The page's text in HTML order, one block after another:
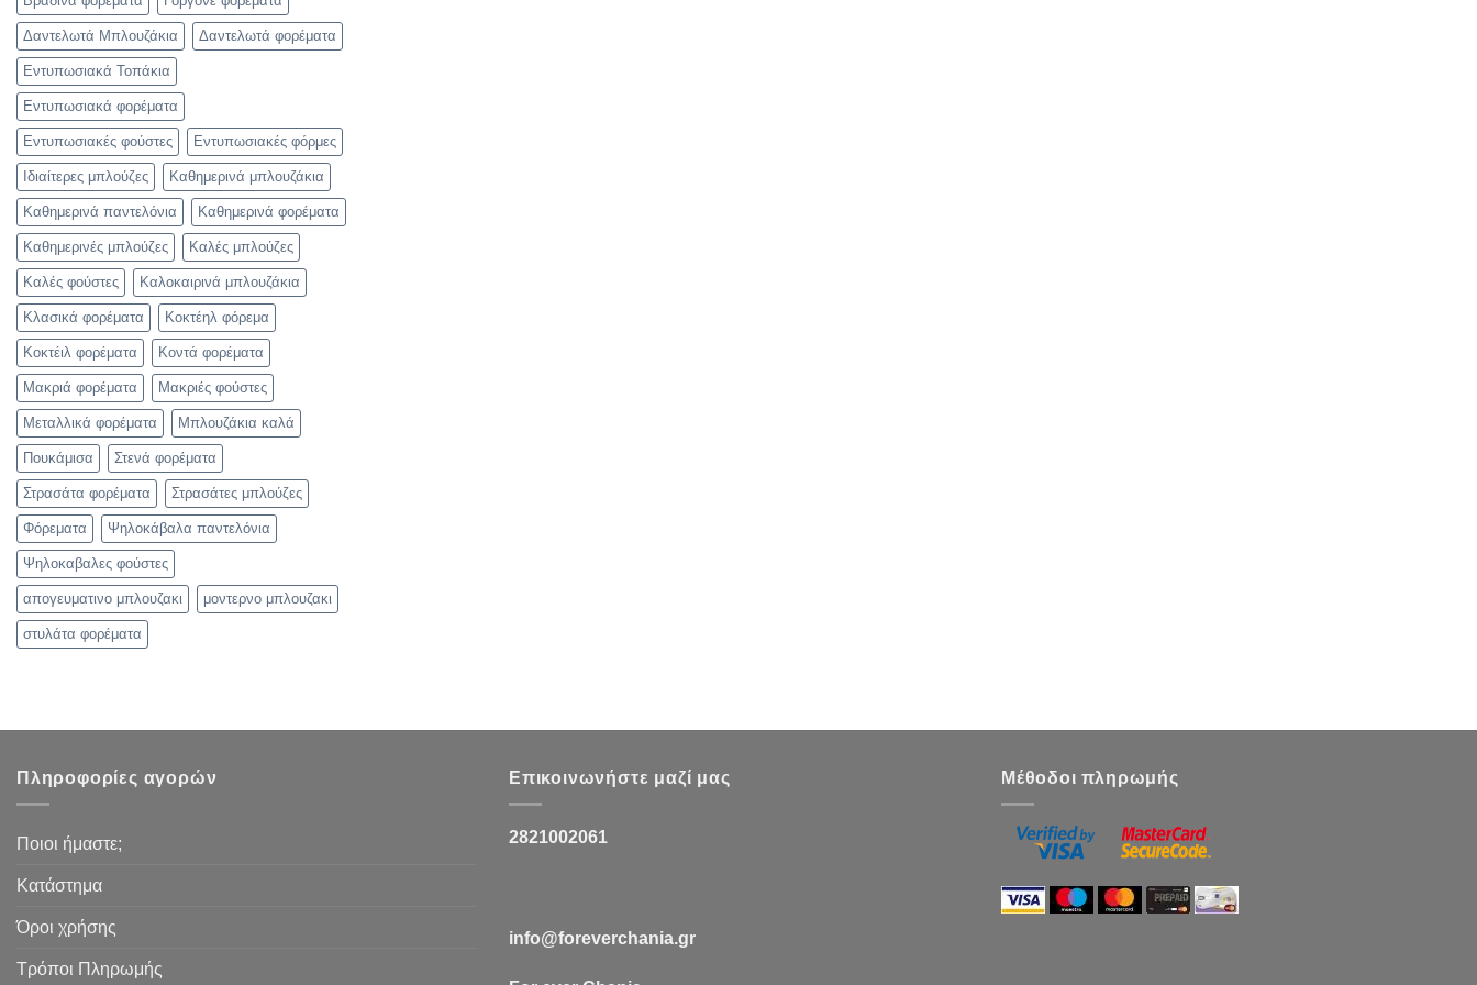
Δαντελωτά Μπλουζάκια Δαντελωτά φορέματα
Εντυπωσιακά Τοπάκια
Εντυπωσιακά φορέματα
Εντυπωσιακές φούστες Εντυπωσιακές φόρμες
Ιδιαίτερες μπλούζες Καθημερινά μπλουζάκια
Καθημερινά παντελόνια Καθημερινά φορέματα
Καθημερινές μπλούζες Καλές μπλούζες
Καλές φούστες Καλοκαιρινά μπλουζάκια
Κλασικά φορέματα Κοκτέηλ φόρεμα
Κοκτέιλ φορέματα Κοντά φορέματα
Μακριά φορέματα Μακριές φούστες
Μεταλλικά φορέματα Μπλουζάκια καλά
Πουκάμισα Στενά φορέματα
Στρασάτα φορέματα Στρασάτες μπλούζες
Φόρεματα Ψηλοκάβαλα παντελόνια
Ψηλοκαβαλες φούστες
απογευματινο μπλουζακι μοντερνο μπλουζακι
στυλάτα φορέματα
Πληροφορίες αγορών
Ποιοι ήμαστε;
Κατάστημα
Όροι χρήσης
Τρόποι Πληρωμής
Επικοινωνήστε μαζί μας
2821002061
info@foreverchania.gr
Μέθοδοι πληρωμής